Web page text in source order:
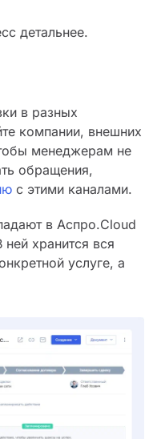
детальнее.
в разных
компании, внешних
менеджерам не
обращения,
с этими каналами.
в Аспро.Cloud
ней хранится вся
услуге, а